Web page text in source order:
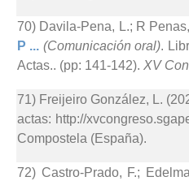
70) Davila-Pena, L.; R
P ... (Comunicación oral).
Actas.. (pp: 141-142). XV
71) Freijeiro González, L.
actas: http://
Compostela (España).
72) Castro-Prado, F.;